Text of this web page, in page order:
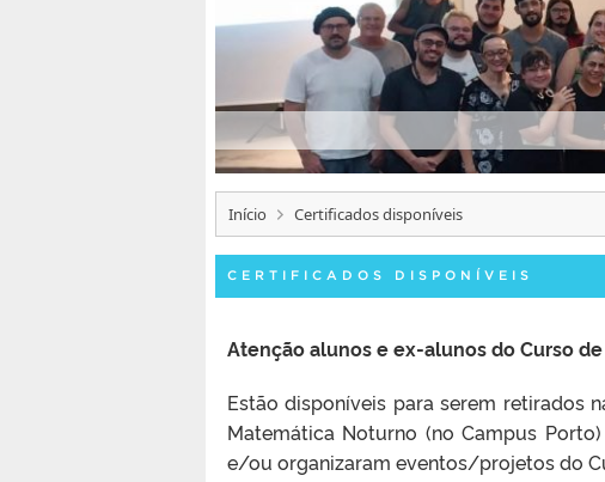
Início Certificados disponíveis
CERTIFICADOS DISPONÍVEIS
Atenção alunos e ex-alunos do Curso
Estão disponíveis para serem retirados
Matemática Noturno (no Campus
e/ou organizaram eventos/projetos do